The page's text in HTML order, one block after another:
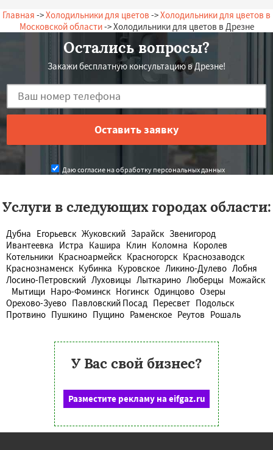
Главная ->Холодильники для цветов ->Холодильники для цветов в
Московской области-> Холодильники для цветов в Дрезне
Остались вопросы?
Закажи бесплатную консультацию в Дрезне!
Даю согласие на обработку персональных данных
Услуги в следующих городах области:
Дубна Егорьевск Жуковский Зарайск Звенигород
Ивантеевка Истра Кашира Клин Коломна Королев
Котельники Красноармейск Красногорск Краснозаводск
Краснознаменск Кубинка Куровское Ликино-Дулево Лобня
Лосино-Петровский Луховицы Лыткарино Люберцы Можайск
Мытищи Наро-Фоминск Ногинск Одинцово Озеры
Орехово-Зуево Павловский Посад Пересвет Подольск
Протвино Пушкино Пущино Раменское Реутов Рошаль
У Вас свой бизнес?
Разместите рекламу на eifgaz.ru